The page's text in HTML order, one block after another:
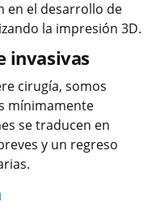
en el desarrollo de
la impresión 3D.
invasivas
cirugía, somos
mínimamente
se traducen en
y un regreso